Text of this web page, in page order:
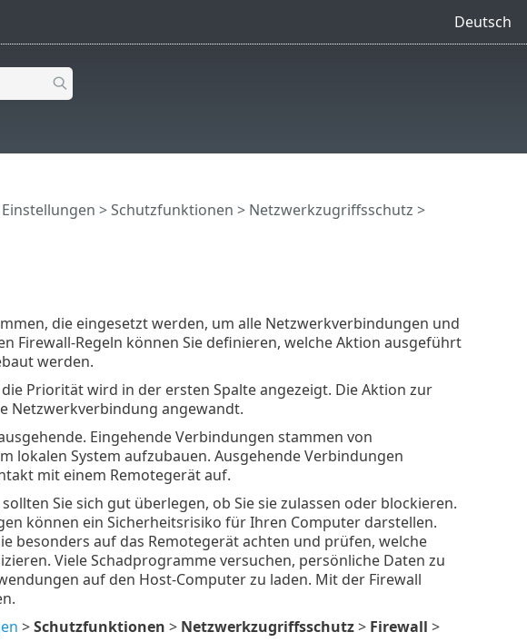
Deutsch
>Schutzfunktionen > Netzwerkzugriffsschutz >
die eingesetzt werden, um alle Netzwerkverbindungen und
Firewall-Regeln können Sie definieren, welche Aktion ausgeführt
werden.
Priorität wird in der ersten Spalte angezeigt. Die Aktion zur
Netzwerkverbindung angewandt.
Eingehende Verbindungen stammen von
lokalen System aufzubauen. Ausgehende Verbindungen
mit einem Remotegerät auf.
Sie sich gut überlegen, ob Sie sie zulassen oder blockieren.
können ein Sicherheitsrisiko für Ihren Computer darstellen.
besonders auf das Remotegerät achten und prüfen, welche
Viele Schadprogramme versuchen, persönliche Daten zu
auf den Host-Computer zu laden. Mit der Firewall
>Schutzfunktionen > Netzwerkzugriffsschutz> Firewall >